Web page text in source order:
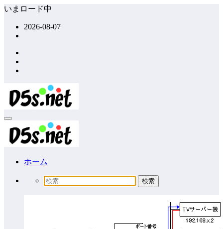
コ
ッ
プ
いまロード中
2026-08-07
ホーム